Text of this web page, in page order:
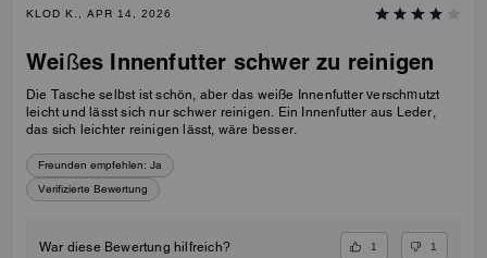
KLOD K., APR 14, 2026
Weißes Innenfutter schwer zu reinigen
Die Tasche selbst ist schön, aber das weiße Innenfutter verschmutzt
leicht und lässt sich nur schwer reinigen. Ein Innenfutter aus Leder,
das sich leichter reinigen lässt, wäre besser.
Freunden empfehlen: Ja
Verifizierte Bewertung
War diese Bewertung hilfreich? 1 1